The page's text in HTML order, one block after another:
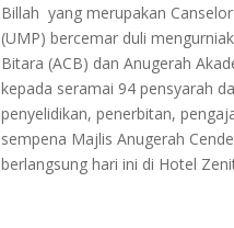
Billah yang merupakan
(UMP) bercemar duli
Bitara (ACB) dan Anugerah
kepada seramai 94 pensyarah
penyelidikan, penerbitan,
sempena Majlis Anugerah
berlangsung hari ini di Hotel